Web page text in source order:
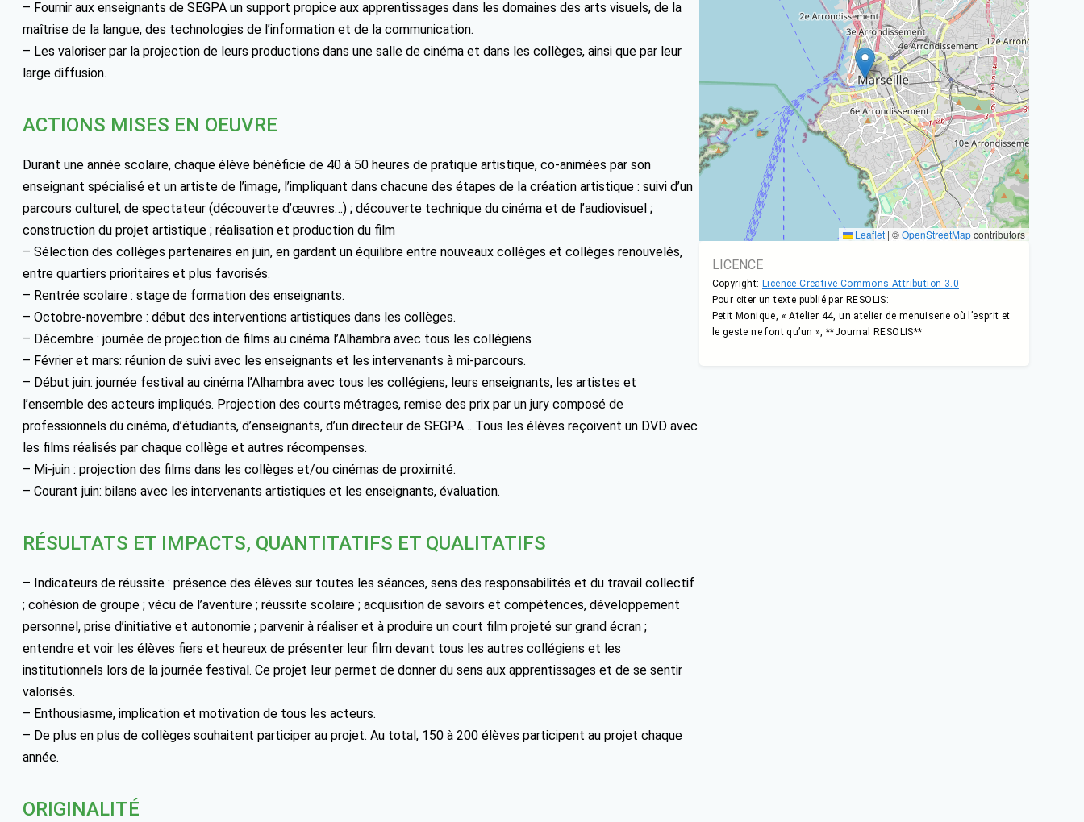
– Fournir aux enseignants de SEGPA un support propice aux apprentissages dans les domaines des arts visuels, de la
maîtrise de la langue, des technologies de l’information et de la communication.
– Les valoriser par la projection de leurs productions dans une salle de cinéma et dans les collèges, ainsi que par leur
large diffusion.
ACTIONS MISES EN OEUVRE
Durant une année scolaire, chaque élève bénéficie de 40 à 50 heures de pratique artistique, co-animées par son
enseignant spécialisé et un artiste de l’image, l’impliquant dans chacune des étapes de la création artistique : suivi d’un
parcours culturel, de spectateur (découverte d’œuvres…) ; découverte technique du cinéma et de l’audiovisuel ;
construction du projet artistique ; réalisation et production du film
– Sélection des collèges partenaires en juin, en gardant un équilibre entre nouveaux collèges et collèges renouvelés,
entre quartiers prioritaires et plus favorisés.
– Rentrée scolaire : stage de formation des enseignants.
– Octobre-novembre : début des interventions artistiques dans les collèges.
– Décembre : journée de projection de films au cinéma l’Alhambra avec tous les collégiens
– Février et mars: réunion de suivi avec les enseignants et les intervenants à mi-parcours.
– Début juin: journée festival au cinéma l’Alhambra avec tous les collégiens, leurs enseignants, les artistes et
l’ensemble des acteurs impliqués. Projection des courts métrages, remise des prix par un jury composé de
professionnels du cinéma, d’étudiants, d’enseignants, d’un directeur de SEGPA… Tous les élèves reçoivent un DVD avec
les films réalisés par chaque collège et autres récompenses.
– Mi-juin : projection des films dans les collèges et/ou cinémas de proximité.
– Courant juin: bilans avec les intervenants artistiques et les enseignants, évaluation.
RÉSULTATS ET IMPACTS, QUANTITATIFS ET QUALITATIFS
– Indicateurs de réussite : présence des élèves sur toutes les séances, sens des responsabilités et du travail collectif
; cohésion de groupe ; vécu de l’aventure ; réussite scolaire ; acquisition de savoirs et compétences, développement
personnel, prise d’initiative et autonomie ; parvenir à réaliser et à produire un court film projeté sur grand écran ;
entendre et voir les élèves fiers et heureux de présenter leur film devant tous les autres collégiens et les
institutionnels lors de la journée festival. Ce projet leur permet de donner du sens aux apprentissages et de se sentir
valorisés.
– Enthousiasme, implication et motivation de tous les acteurs.
– De plus en plus de collèges souhaitent participer au projet. Au total, 150 à 200 élèves participent au projet chaque
année.
ORIGINALITÉ
Leaflet | ©OpenStreetMapcontributors
LICENCE
Copyright: Licence Creative Commons Attribution 3.0
Pour citer un texte publié par RESOLIS:
Petit Monique, « Atelier 44, un atelier de menuiserie où l’esprit et
le geste ne font qu’un », **Journal RESOLIS**